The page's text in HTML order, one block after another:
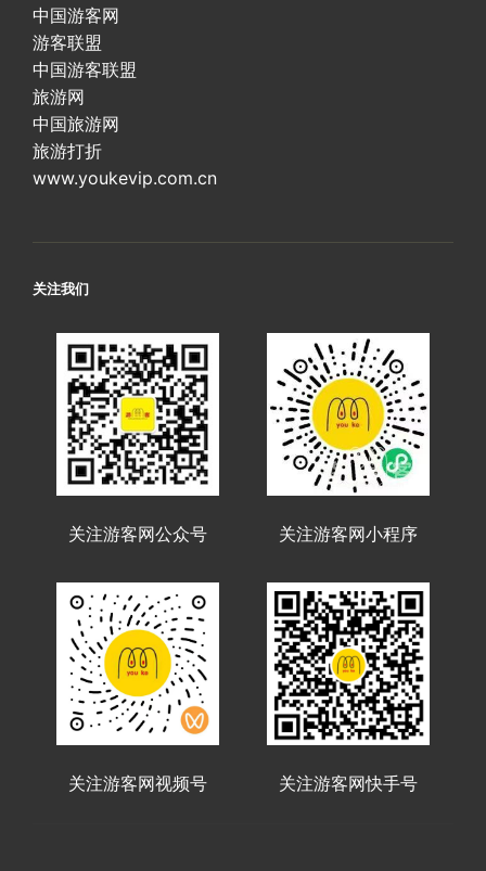
中国游客网
游客联盟
中国游客联盟
旅游网
中国旅游网
旅游打折
www.youkevip.com.cn
关注我们
关注游客网公众号 关注游客网小程序
关注游客网视频号 关注游客网快手号